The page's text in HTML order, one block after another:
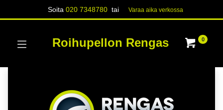
Soita020 7348780 tai Varaa aika verk​​​​ossa
Roihupellon Rengas 0